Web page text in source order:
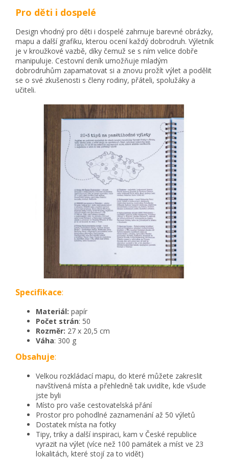
Pro děti i dospelé
Design vhodný pro děti i dospelé zahrnuje barevné obrázky,
mapu a další grafiku, kterou ocení každý dobrodruh. Výletník
je v kroužkové vazbě, díky čemuž se s ním velice dobře
manipuluje. Cestovní deník umožňuje mladým
dobrodruhům zapamatovat si a znovu prožít výlet a podělit
se o své zkušenosti s členy rodiny, přáteli, spolužáky a
učiteli.
Specifikace:
Materiál: papír
Počet strán: 50
Rozměr: 27 x 20,5 cm
Váha: 300 g
Obsahuje:
Velkou rozkládací mapu, do které můžete zakreslit
navštívená místa a přehledně tak uvidíte, kde všude
jste byli
Místo pro vaše cestovatelská přání
Prostor pro pohodlné zaznamenání až 50 výletů
Dostatek místa na fotky
Tipy, triky a další inspiraci, kam v České republice
vyrazit na výlet (více než 100 památek a míst ve 23
lokalitách, které stojí za to vidět)